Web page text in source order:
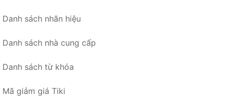
Danh sách nhãn hiệu
Danh sách nhà cung cấp
Danh sách từ khóa
Mã giảm giá Tiki